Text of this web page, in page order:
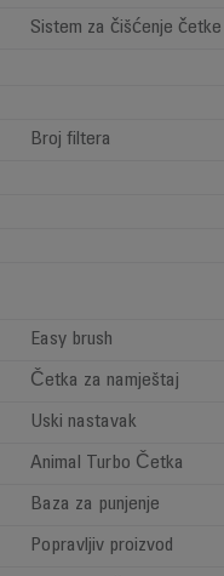
Sistem za čišćenje četke
Broj filtera
Easy brush
Četka za namještaj
Uski nastavak
Animal Turbo Četka
Baza za punjenje
Popravljiv proizvod